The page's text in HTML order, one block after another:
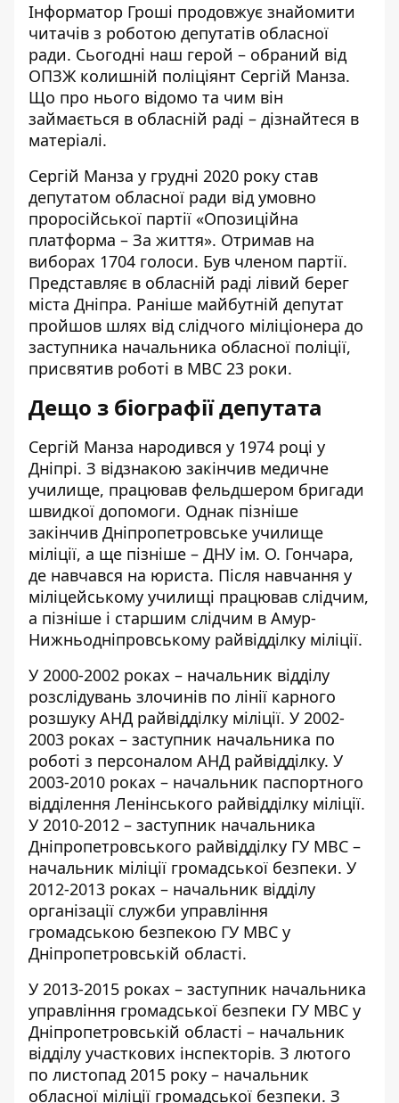
Інформатор Гроші продовжує знайомити
читачів з роботою депутатів обласної
ради. Сьогодні наш герой – обраний від
ОПЗЖ колишній поліціянт Сергій Манза.
Що про нього відомо та чим він
займається в обласній раді – дізнайтеся в
матеріалі.
Сергій Манза у грудні 2020 року став
депутатом обласної ради від умовно
проросійської партії «Опозиційна
платформа – За життя». Отримав на
виборах 1704 голоси. Був членом партії.
Представляє в обласній раді лівий берег
міста Дніпра. Раніше майбутній депутат
пройшов шлях від слідчого міліціонера до
заступника начальника обласної поліції,
присвятив роботі в МВС 23 роки.
Дещо з біографії депутата
Сергій Манза народився у 1974 році у
Дніпрі. З відзнакою закінчив медичне
училище, працював фельдшером бригади
швидкої допомоги. Однак пізніше
закінчив Дніпропетровське училище
міліції, а ще пізніше – ДНУ ім. О. Гончара,
де навчався на юриста. Після навчання у
міліцейському училищі працював слідчим,
а пізніше і старшим слідчим в Амур-
Нижньодніпровському райвідділку міліції.
У 2000-2002 роках – начальник відділу
розслідувань злочинів по лінії карного
розшуку АНД райвідділку міліції. У 2002-
2003 роках – заступник начальника по
роботі з персоналом АНД райвідділку. У
2003-2010 роках – начальник паспортного
відділення Ленінського райвідділку міліції.
У 2010-2012 – заступник начальника
Дніпропетровського райвідділку ГУ МВС –
начальник міліції громадської безпеки. У
2012-2013 роках – начальник відділу
організації служби управління
громадською безпекою ГУ МВС у
Дніпропетровській області.
У 2013-2015 роках – заступник начальника
управління громадської безпеки ГУ МВС у
Дніпропетровській області – начальник
відділу участкових інспекторів. З лютого
по листопад 2015 року – начальник
обласної міліції громадської безпеки. З